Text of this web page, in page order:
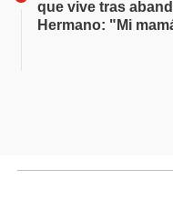
que vive tras
Hermano: "Mi